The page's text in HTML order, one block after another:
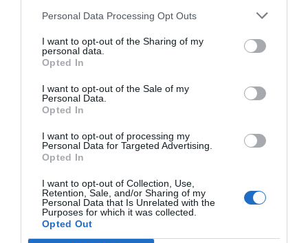
Personal Data Processing Opt Outs
I want to opt-out of the Sharing of my
personal data.
Opted In
I want to opt-out of the Sale of my
Personal Data.
Opted In
I want to opt-out of processing my
Personal Data for Targeted Advertising.
Opted In
I want to opt-out of Collection, Use,
Retention, Sale, and/or Sharing of my
Personal Data that Is Unrelated with the
Purposes for which it was collected.
Opted Out
España por tanto necesita una
reacción serena,
firme y profunda.
No una explosión de ira
pasajera, sino una recuperación de dignidad. No
una mera sustitución de siglas, sino una
reconstrucción del sentido nacional. No se trata solo
cualquier Gobierno pueda administrar España como
si fuera una propiedad del poder. La nación no es
sentimental. Es una comunidad histórica de
ciudadanos libres que merece ser servida con
lealtad.